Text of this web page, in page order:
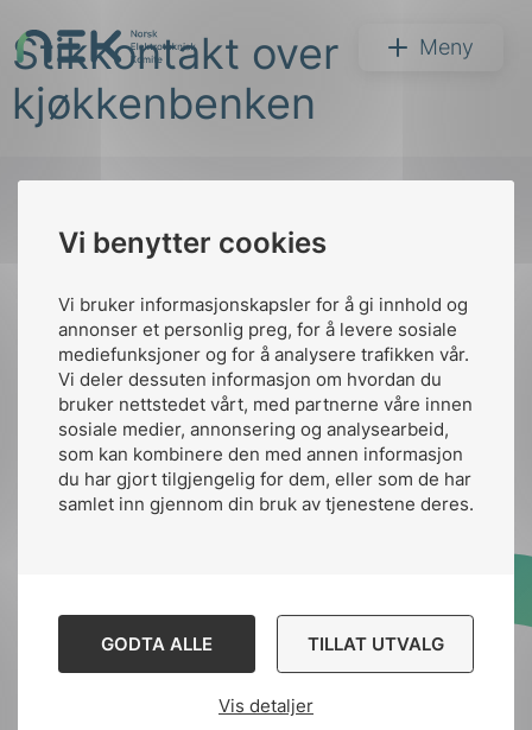
Vi benytter cookies
Vi bruker informasjonskapsler for å gi innhold og
annonser et personlig preg, for å levere sosiale
mediefunksjoner og for å analysere trafikken vår.
Vi deler dessuten informasjon om hvordan du
bruker nettstedet vårt, med partnerne våre innen
sosiale medier, annonsering og analysearbeid,
som kan kombinere den med annen informasjon
du har gjort tilgjengelig for dem, eller som de har
samlet inn gjennom din bruk av tjenestene deres.
GODTA ALLE TILLAT UTVALG
Vis detaljer
til
innhold
NEK Meny
Søk
Stikkontakt over
kjøkkenbenken
Kontakt oss
Ansatte
nek@nek.no
Kontakt
Bruk av Cookies
Designed and developed
Stem Agency
toppen